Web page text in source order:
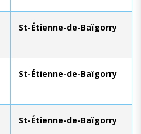
St-Étienne-de-Baïgorry
St-Étienne-de-Baïgorry
St-Étienne-de-Baïgorry